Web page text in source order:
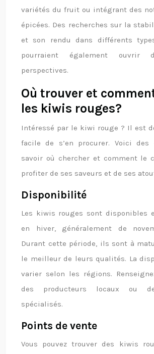
variétés du fruit ou intégrant des
épicées. Des recherches sur la
et son rendu dans différents
pourraient également ouvrir
perspectives.
Où trouver et
les kiwis rouges?
Intéressé par le kiwi rouge ? Il est
facile de s’en procurer. Voici des
savoir où chercher et comment le
profiter de ses saveurs et de ses
Disponibilité
Les kiwis rouges sont disponibles
en hiver, généralement de
Durant cette période, ils sont à
le meilleur de leurs qualités. La
varier selon les régions.
des producteurs locaux ou
spécialisés.
Points de vente
Vous pouvez trouver des kiwis